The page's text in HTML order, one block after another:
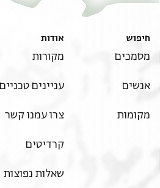
חיפוש
מסמכים
אנשים
מקומות
אודות
מקורות
עניינים טכניים
צרו עמנו קשר
קרדיטים
שאלות נפוצות